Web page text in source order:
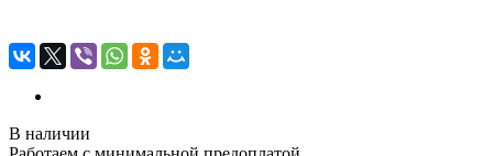
В наличии